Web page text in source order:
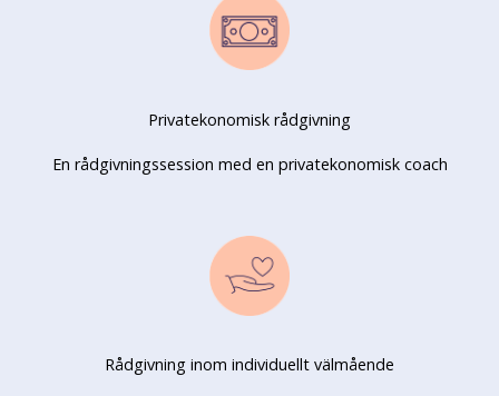
Privatekonomisk rådgivning
En rådgivningssession med en privatekonomisk coach
Rådgivning inom individuellt välmående